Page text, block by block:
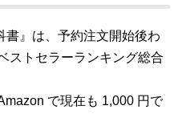
書』は、予約注文開始後わ
ストセラーランキング総合
で現在も 1,000 円で